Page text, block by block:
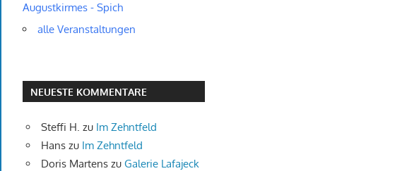
Augustkirmes - Spich
alle Veranstaltungen
NEUESTE KOMMENTARE
Steffi H. zu Im Zehntfeld
Hanszu Im Zehntfeld
Doris Martenszu Galerie Lafajeck